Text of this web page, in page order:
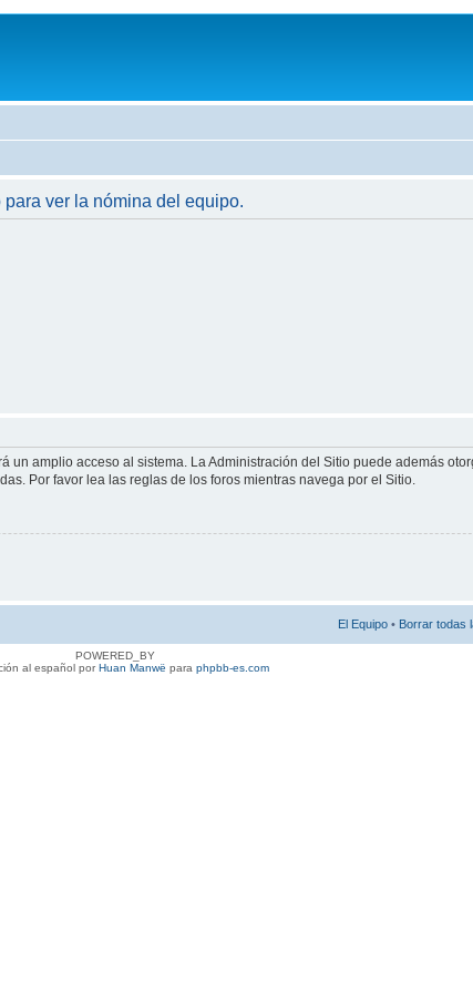
ver la nómina del equipo.
amplio acceso al sistema. La Administración del Sitio puede además
Por favor lea las reglas de los foros mientras navega por el Sitio.
El Equipo • Borrar todas
POWERED_BY
al español porHuan Manwë para phpbb-es.com